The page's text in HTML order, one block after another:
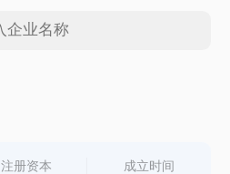
注册资本 成立时间